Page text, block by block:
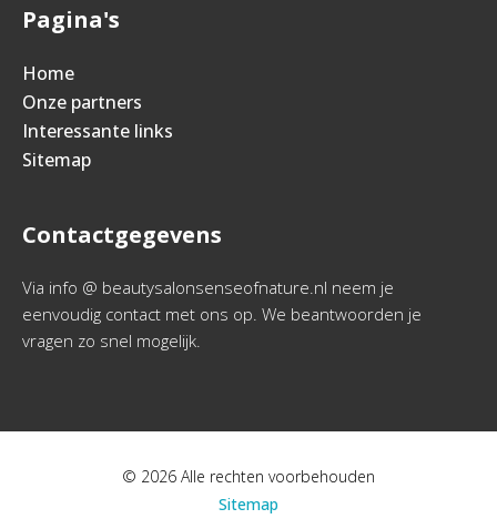
Pagina's
Home
Onze partners
Interessante links
Sitemap
Contactgegevens
Via info @ beautysalonsenseofnature.nl neem je
eenvoudig contact met ons op. We beantwoorden je
vragen zo snel mogelijk.
© 2026 Alle rechten voorbehouden
Sitemap